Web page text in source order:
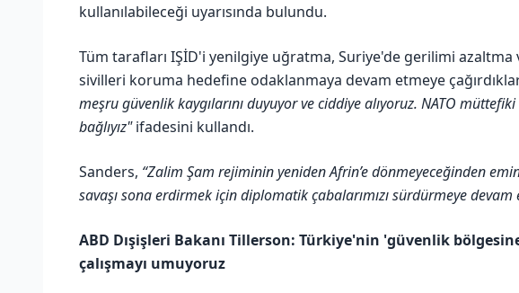
kullanılabileceği uyarısında bulundu.
Tüm tarafları IŞİD'i yenilgiye uğratma, Suriye'de gerilimi
sivilleri koruma hedefine odaklanmaya devam etmeye
meşru güvenlik kaygılarını duyuyor ve ciddiye alıyoruz. NATO
bağlıyız"ifadesini kullandı.
Sanders, “Zalim Şam rejiminin yeniden Afrin’e dönmeyeceğinden
savaşı sona erdirmek için diplomatik çabalarımızı sürdürmeye devam
ABD Dışişleri Bakanı Tillerson: Türkiye'nin 'güvenlik
çalışmayı umuyoruz